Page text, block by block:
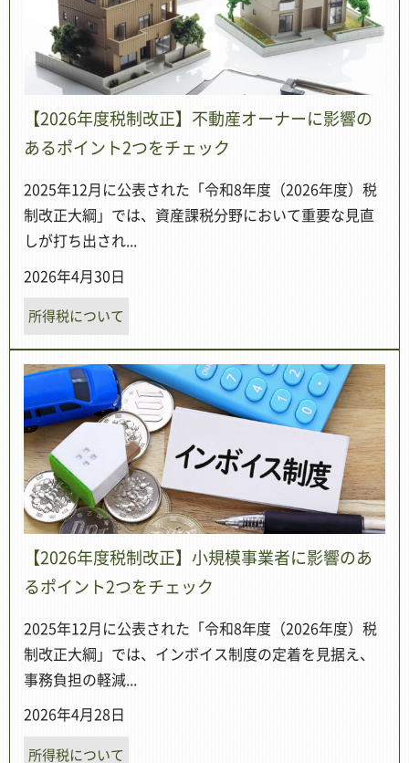
【2026年度税制改正】不動産オーナーに影響の
あるポイント2つをチェック
2025年12月に公表された「令和8年度（2026年度）税
制改正大綱」では、資産課税分野において重要な見直
しが打ち出され...
2026年4月30日
所得税について
【2026年度税制改正】小規模事業者に影響のあ
るポイント2つをチェック
2025年12月に公表された「令和8年度（2026年度）税
制改正大綱」では、インボイス制度の定着を見据え、
事務負担の軽減...
2026年4月28日
所得税について